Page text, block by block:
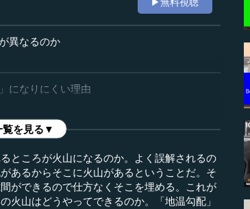
異なるのか
になりにくい理由
覧を見る▼
ところが火山になるのか。よく誤解されるの
あるからそこに火山があるということだ。そ
ができるので仕方なくそこを埋める。これが
火山はどうやってできるのか。「地温勾配」